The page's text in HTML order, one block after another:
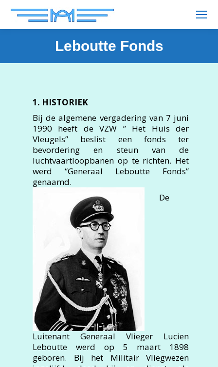
Leboutte Fonds
1. HISTORIEK
Bij de algemene vergadering van 7 juni
1990 heeft de VZW ” Het Huis der
Vleugels” beslist een fonds ter
bevordering en steun van de
luchtvaartloopbanen op te richten. Het
werd “Generaal Leboutte Fonds”
genaamd.
De
Luitenant Generaal Vlieger Lucien
Leboutte werd op 5 maart 1898
geboren. Bij het Militair Vliegwezen